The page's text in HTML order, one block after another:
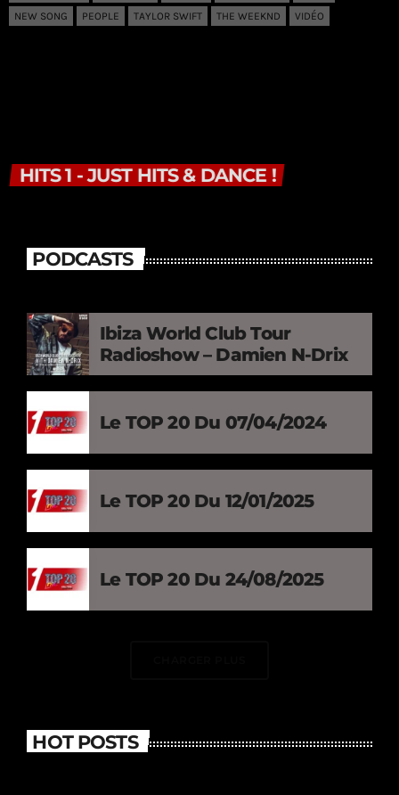
NEW SONG
PEOPLE TAYLOR SWIFT THE WEEKND VIDÉO
HITS 1 - JUST HITS & DANCE !
PODCASTS
Ibiza World Club Tour
Radioshow – Damien N-Drix
Le TOP 20 Du 07/04/2024
Le TOP 20 Du 12/01/2025
Le TOP 20 Du 24/08/2025
HOT POSTS